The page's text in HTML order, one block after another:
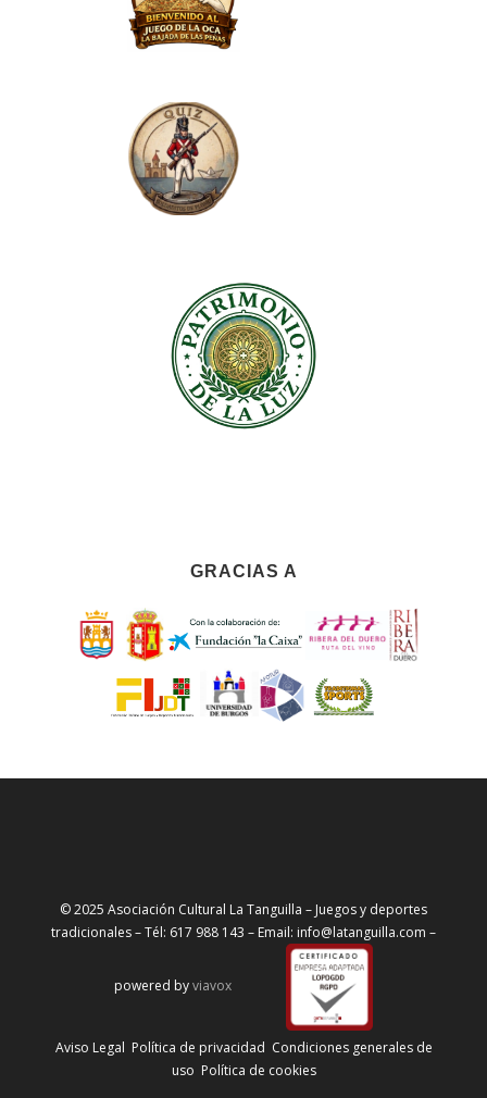
GRACIAS A
© 2025 Asociación Cultural La Tanguilla – Juegos y deportes
tradicionales – Tél: 617 988 143 – Email: info@latanguilla.com –
powered byviavox
Aviso Legal Política de privacidad Condiciones generales de
uso Política de cookies